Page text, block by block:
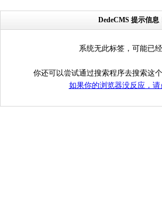
DedeCMS 提示信息
系统无此标签，可能已
你还可以尝试通过搜索程序去搜索这
如果你的浏览器没反应，请